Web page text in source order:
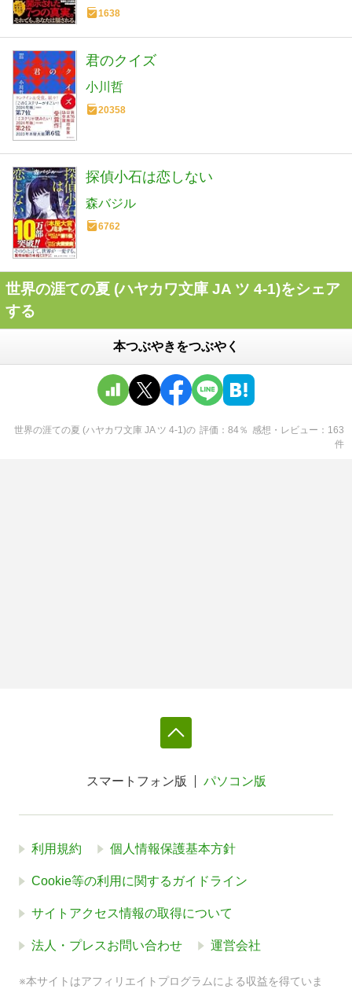
1638
君のクイズ
小川哲
20358
探偵小石は恋しない
森バジル
6762
世界の涯ての夏 (ハヤカワ文庫 JA ツ 4-1)をシェア
する
本つぶやきをつぶやく
世界の涯ての夏 (ハヤカワ文庫 JA ツ 4-1)の 評価 84％ 感想・レビュー
163
件
スマートフォン版 パソコン版
利用規約 個人情報保護基本方針
Cookie等の利用に関するガイドライン
サイトアクセス情報の取得について
法人・プレスお問い合わせ 運営会社
※本サイトはアフィリエイトプログラムによる収益を得ていま